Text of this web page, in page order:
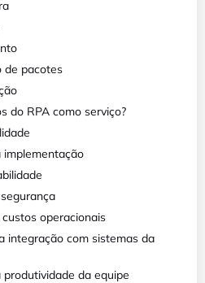
de pacotes
do RPA como serviço?
implementação
operacionais
integração com sistemas da
da equipe